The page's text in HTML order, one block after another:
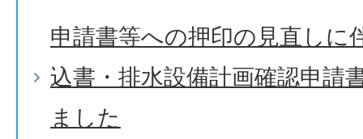
申請書等への押印の見直しに
込書・排水設備計画確認申請
ました